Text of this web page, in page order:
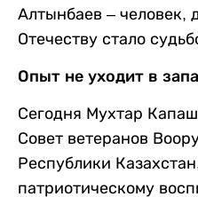
Алтынбаев – человек,
Отечеству стало
Опыт не уходит в
Сегодня Мухтар
Совет ветеранов
Республики
патриотическому